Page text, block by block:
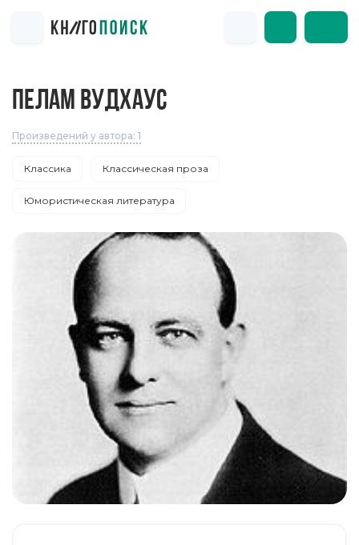
ПЕЛАМ ВУДХАУС
Произведений у автора: 1
Классика Классическая проза
Юмористическая литература